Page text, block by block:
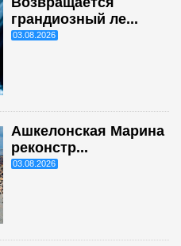
грандиозный ле...
03.08.2026
Ашкелонская Марина
реконстр...
03.08.2026